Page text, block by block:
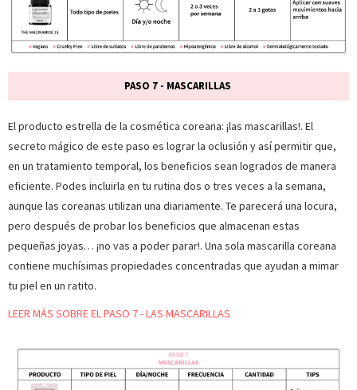
PASO 7 - MASCARILLAS
El producto estrella de la cosmética coreana: ¡las mascarillas!. El
secreto mágico de este paso es lograr la oclusión y así permitir que,
en un tratamiento temporal, los beneficios sean logrados de manera
eficiente. Podes incluirla en tu rutina dos o tres veces a la semana,
aunque las coreanas utilizan una diariamente. Te parecerá una locura,
pero después de probar los beneficios que almacenan estas
pequeñas joyas… ¡no vas a poder parar!. Una sola mascarilla coreana
contiene muchísimas propiedades concentradas que ayudan a mimar
tu piel en un ratito.
LEER MÁS SOBRE EL PASO 7 - LAS MASCARILLAS